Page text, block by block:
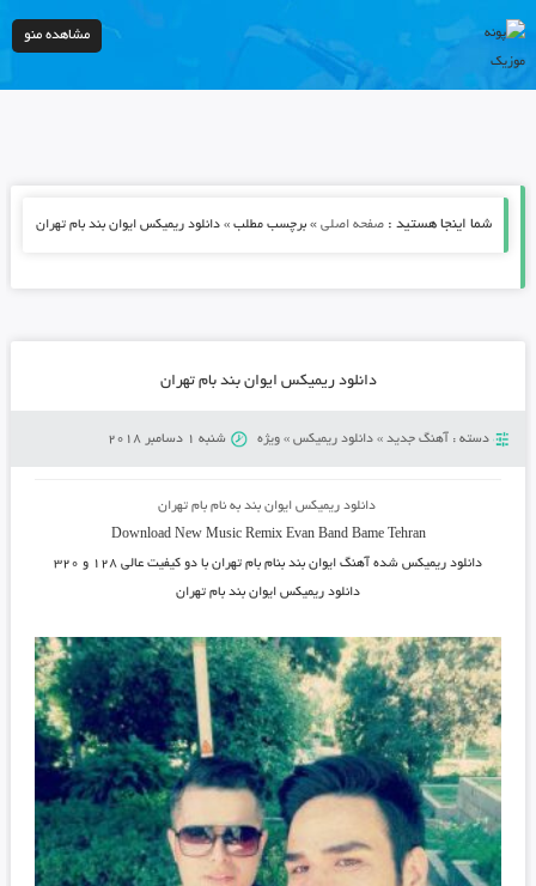
مشاهده منو
شما اینجا هستید : صفحه اصلی» برچسب مطلب » دانلود ریمیکس ایوان بند بام تهران
دانلود ریمیکس ایوان بند بام تهران
دسته : آهنگ جدید» دانلود ریمیکس» ویژه شنبه 1 دسامبر 2018
دانلود ریمیکس ایوان بند به نام بام تهران
Download New MusicRemix Evan Band Bame Tehran
دانلود ریمیکس شده آهنگ ایوان بند بنام بام تهران با دو کیفیت عالی ۱۲۸ و ۳۲۰
دانلود ریمیکس ایوان بند بام تهران